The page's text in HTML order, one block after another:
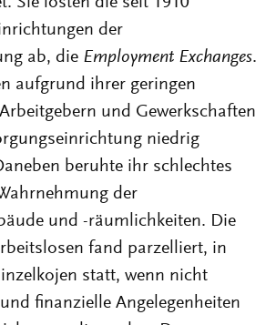
der
ab, die Employment Exchanges.
aufgrund ihrer geringen
und Gewerkschaften
niedrig
beruhte ihr schlechtes
der
und -räumlichkeiten. Die
fand parzelliert, in
statt, wenn nicht
finanzielle Angelegenheiten